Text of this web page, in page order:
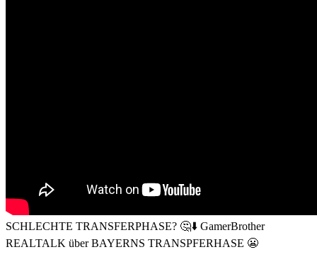
SCHLECHTE TRANSFERPHASE? 🤔⬇️ GamerBrother
REALTALK über BAYERNS TRANSPFERHASE 😬